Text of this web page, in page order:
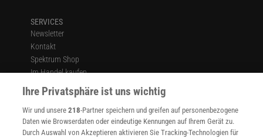
SERVICES
Newsletter
Kontakt
Spektrum Shop
Im Handel kaufen
Presse
Verträge kündigen
Widerruf
INFO
Ihre Privatsphäre ist uns wichtig
Wir und unsere218-Partner speichern und greifen auf personenbezogene
Daten wie Browserdaten oder eindeutige Kennungen auf Ihrem Gerät zu.
Durch Auswahl von Akzeptieren aktivieren Sie Tracking-Technologien für